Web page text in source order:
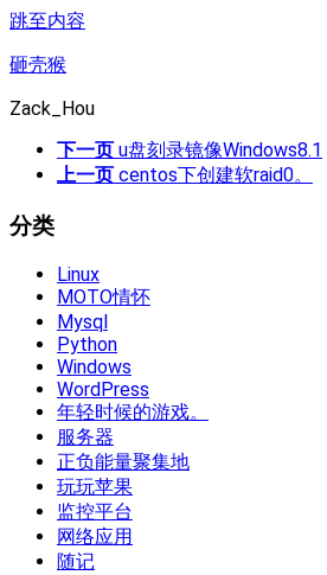
跳至内容
砸壳猴
Zack_Hou
下一页 u盘刻录镜像Windows8.1
上一页 centos下创建软raid0。
分类
Linux
MOTO情怀
Mysql
Python
Windows
WordPress
年轻时候的游戏。
服务器
正负能量聚集地
玩玩苹果
监控平台
网络应用
随记